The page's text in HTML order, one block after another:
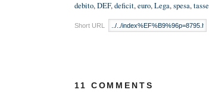
debito,DEF,deficit,euro,Lega,spesa,tasse
Short URL
11 COMMENTS